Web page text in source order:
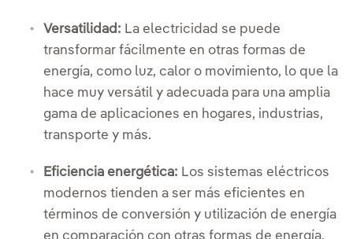
Versatilidad: La electricidad se puede
transformar fácilmente en otras formas de
energía, como luz, calor o movimiento, lo que la
hace muy versátil y adecuada para una amplia
gama de aplicaciones en hogares, industrias,
transporte y más.
Eficiencia energética: Los sistemas eléctricos
modernos tienden a ser más eficientes en
términos de conversión y utilización de energía